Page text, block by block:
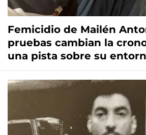
Femicidio de Mailén
pruebas cambian la
una pista sobre su